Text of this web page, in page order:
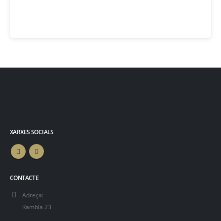
XARXES SOCIALS
CONTACTE
Adreça:
Rambla 23